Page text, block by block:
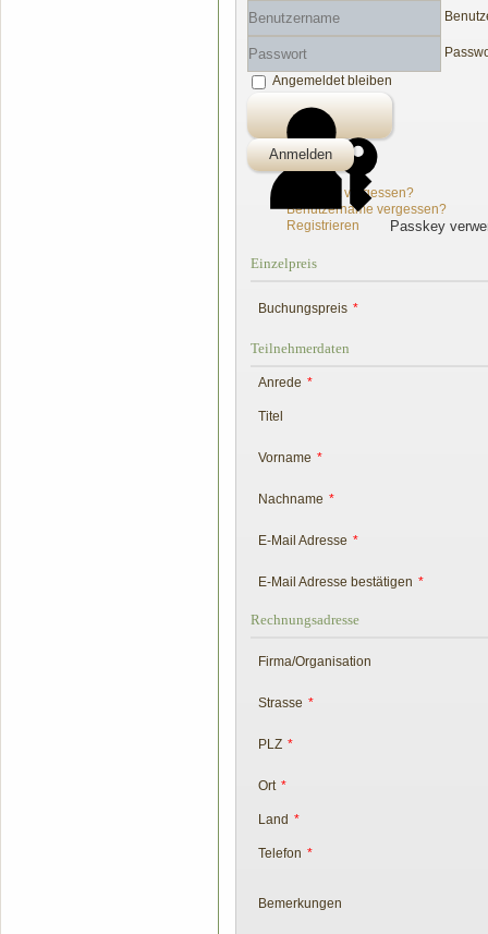
Angemeldet bleiben
Passkey
Anmelden
Passwort vergessen?
Benutzername vergessen?
Registrieren
Einzelpreis
Buchungspreis *
Teilnehmerdaten
Anrede *
Titel
Vorname *
Nachname *
E-Mail Adresse *
E-Mail Adresse bestätigen *
Rechnungsadresse
Firma/Organisation
Strasse *
PLZ *
Ort *
Land *
Telefon *
Bemerkungen